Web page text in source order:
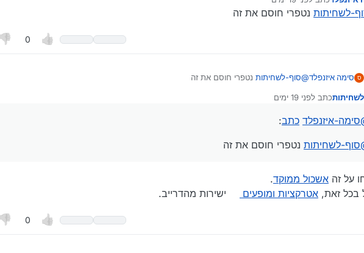
נערך לאחרונה על ידי
לשחיתות נטפרי חוסם את זה
0
ס סימה איזנפלד@סוף-לשחיתות נטפרי חוסם את זה
כתב לפני 19 ימים
נערך לאחרונה על ידי סוף לשחיתות
סימה-איזנפלד כתב:
סוף-לשחיתות נטפרי חוסם את זה
על זה אשכול ממוקד.
בכל זאת, אטרקציות ומופעים ישירות מהדרייב.
0